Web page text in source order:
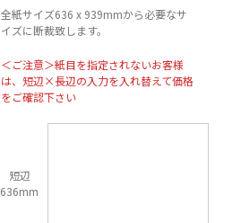
全紙サイズ636 x 939mmから必要なサ
イズに断裁致します。
＜ご注意＞紙目を指定されないお客様
は、短辺×長辺の入力を入れ替えて価格
をご確認下さい
短辺
636mm